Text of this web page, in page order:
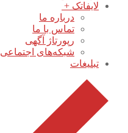
لایفاتک +
درباره ما
تماس با ما
رپورتاژ آگهی
شبکه‌های اجتماعی
تبلیغات